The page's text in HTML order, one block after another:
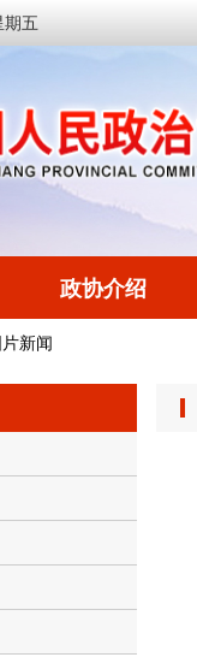
五
政协介绍
新闻